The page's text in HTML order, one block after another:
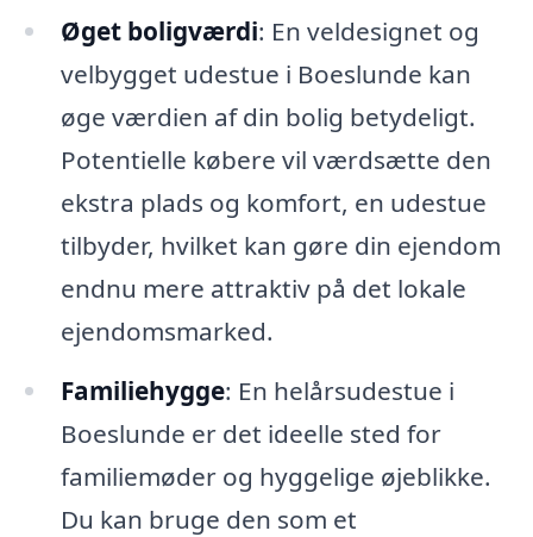
Øget boligværdi: En veldesignet og
velbygget udestue i Boeslunde kan
øge værdien af din bolig betydeligt.
Potentielle købere vil værdsætte den
ekstra plads og komfort, en udestue
tilbyder, hvilket kan gøre din ejendom
endnu mere attraktiv på det lokale
ejendomsmarked.
Familiehygge: En helårsudestue i
Boeslunde er det ideelle sted for
familiemøder og hyggelige øjeblikke.
Du kan bruge den som et